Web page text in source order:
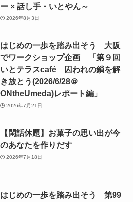
ー × 話し手・いとやん～
2026年8月3日
はじめの一歩を踏み出そう 大阪
でワークショップ企画 「第９回
いとテラスcafé 囚われの鎖を解
き放とう(2026/6/28＠
ONtheUmeda)レポート編」
2026年7月21日
【閑話休題】お菓子の思い出が今
のあなたを作りだす
2026年7月18日
はじめの一歩を踏み出そう 第99